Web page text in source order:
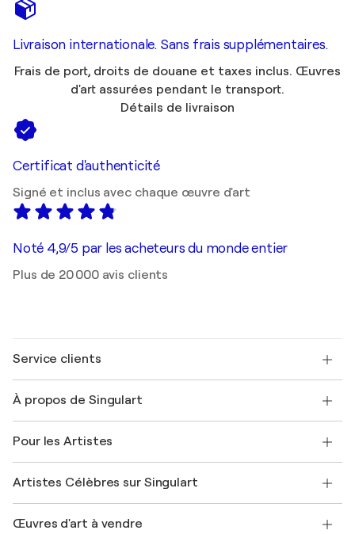
Livraison internationale. Sans frais supplémentaires.
Frais de port, droits de douane et taxes inclus. Œuvres
d'art assurées pendant le transport.
Détails de livraison
Certificat d'authenticité
Signé et inclus avec chaque œuvre d'art
Noté 4,9/5 par les acheteurs du monde entier
Plus de 20 000 avis clients
Service clients
Expédition
Offrir une carte cadeau
Rejoignez notre programme commercial
Mon compte
+33 1 76 44 06 42
À propos de Singulart
FAQ
Magazine Singulart
Emplois
Découvrez une sélection d'art original
Pour les Artistes
Se connecter en tant qu'Artiste
Artistes Célèbres sur Singulart
Marc Chagall
Œuvres d'art à vendre